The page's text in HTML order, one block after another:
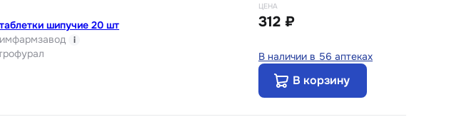
шипучие 20 шт
i
ЦЕНА
312 ₽
В наличии в 56 аптеках
В корзину